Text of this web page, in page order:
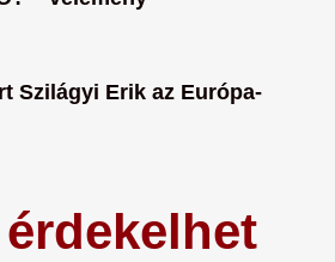
Szilágyi Erik az Európa-